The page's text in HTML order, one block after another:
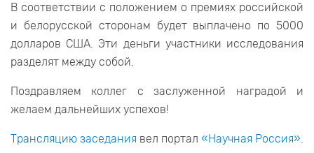
В соответствии с положением о премиях российской
и белорусской сторонам будет выплачено по 5000
долларов США. Эти деньги участники исследования
разделят между собой.
Поздравляем коллег с заслуженной наградой и
желаем дальнейших успехов!
Трансляцию заседания вел портал «Научная Россия».